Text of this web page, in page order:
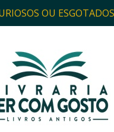
OU